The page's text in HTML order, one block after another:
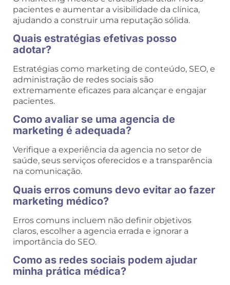
pacientes e aumentar a visibilidade da clínica,
ajudando a construir uma reputação sólida.
Quais estratégias efetivas posso
adotar?
Estratégias como marketing de conteúdo, SEO, e
administração de redes sociais são
extremamente eficazes para alcançar e engajar
pacientes.
Como avaliar se uma agencia de
marketing é adequada?
Verifique a experiência da agencia no setor de
saúde, seus serviços oferecidos e a transparência
na comunicação.
Quais erros comuns devo evitar ao fazer
marketing médico?
Erros comuns incluem não definir objetivos
claros, escolher a agencia errada e ignorar a
importância do SEO.
Como as redes sociais podem ajudar
minha prática médica?